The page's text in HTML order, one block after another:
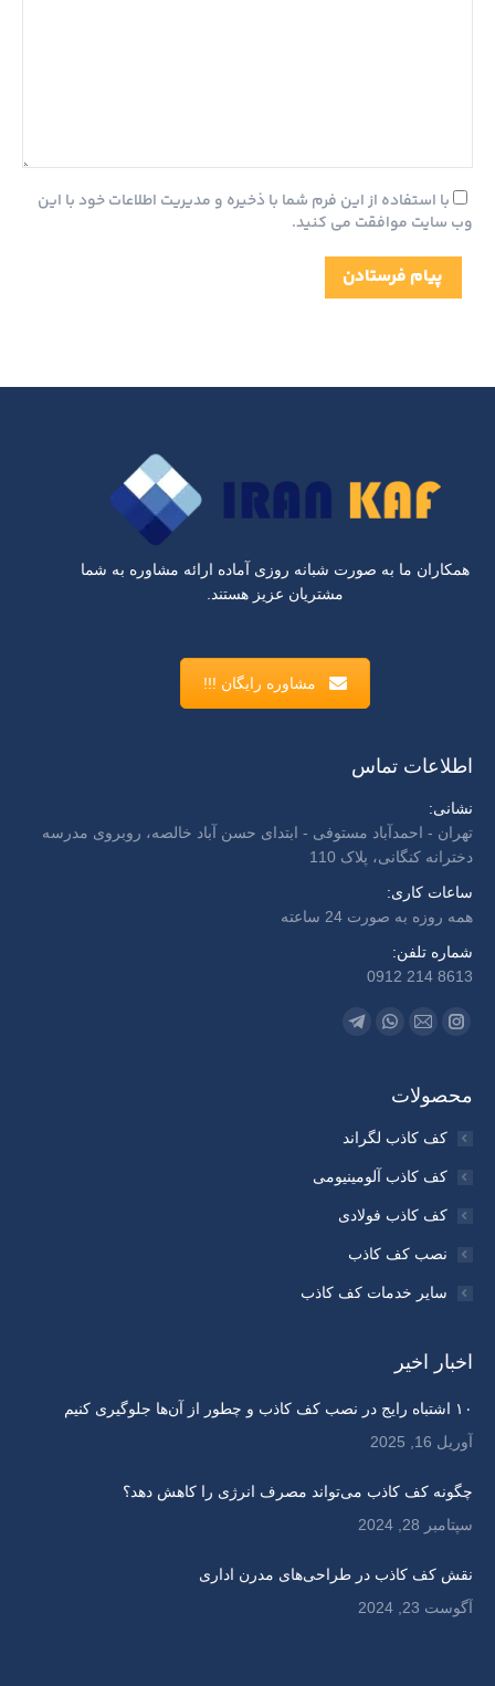
با استفاده از این فرم شما با ذخیره و مدیریت اطلاعات خود با این
وب سایت موافقت می کنید.
پیام فرستادن
همکاران ما به صورت شبانه روزی آماده ارائه مشاوره به شما
مشتریان عزیز هستند.
مشاوره رایگان !!!
اطلاعات تماس
نشانی:
تهران - احمدآباد مستوفی - ابتدای حسن آباد خالصه، روبروی مدرسه
دخترانه کنگانی، پلاک 110
ساعات کاری:
همه روزه به صورت 24 ساعته
شماره تلفن:
8613 214 0912
Find us on:
Instagram
opens
new
window
opens
new
window
Whatsapp
new
window
new
window
محصولات
کف کاذب لگراند
کف کاذب آلومینیومی
کف کاذب فولادی
نصب کف کاذب
سایر خدمات کف کاذب
اخبار اخیر
۱۰ اشتباه رایج در نصب کف کاذب و چطور از آن‌ها جلوگیری کنیم
آوریل 16, 2025
چگونه کف کاذب می‌تواند مصرف انرژی را کاهش دهد؟
سپتامبر 28, 2024
نقش کف کاذب در طراحی‌های مدرن اداری
آگوست 23, 2024